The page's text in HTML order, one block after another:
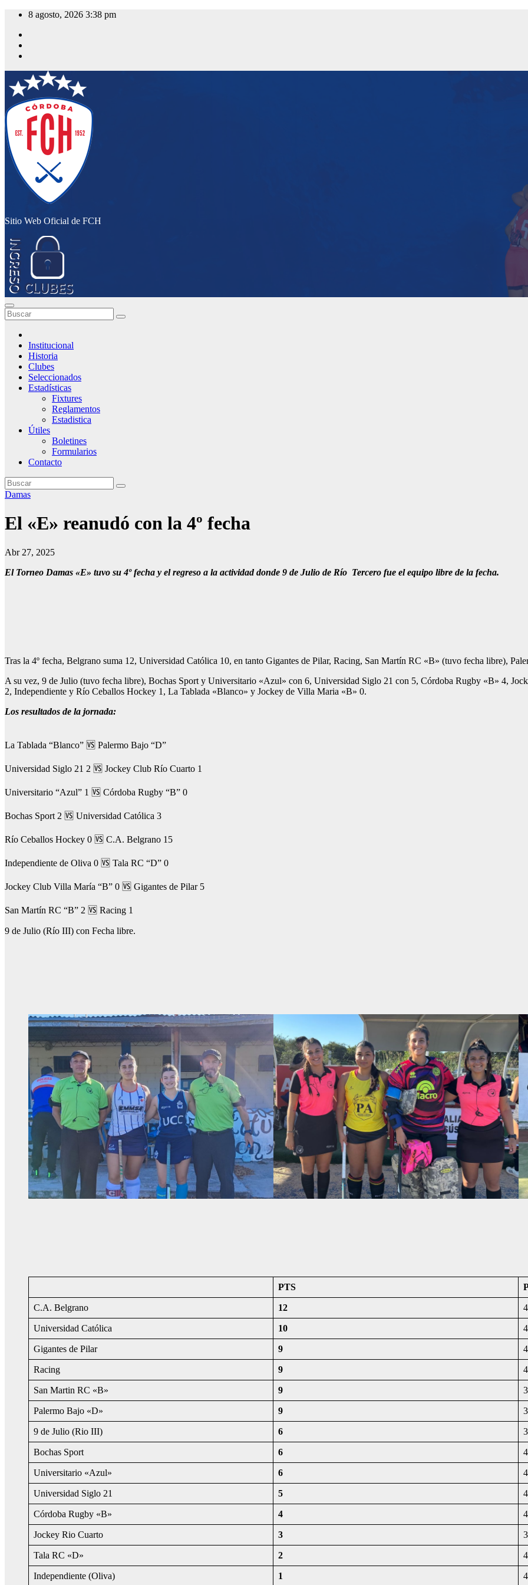
Saltar
contenido
8 agosto, 2026 3:38 pm
Sitio Web Oficial de FCH
Institucional
Historia
Clubes
Seleccionados
Estadísticas
Fixtures
Reglamentos
Estadistica
Útiles
Boletines
Formularios
Contacto
Damas
El «E» reanudó con la 4º fecha
Abr 27, 2025
El Torneo Damas «E» tuvo su 4º fecha y el regreso a la actividad donde 9 de Julio de Río Tercero fue el equipo libre de la fecha.
Tras la 4º fecha, Belgrano suma 12, Universidad Católica 10, en tanto Gigantes de Pilar, Racing, San Martín RC «B» (tuvo fecha libre),
A su vez, 9 de Julio (tuvo fecha libre), Bochas Sport y Universitario «Azul» con 6, Universidad Siglo 21 con 5, Córdoba Rugby «B» 4,
2, Independiente y Río Ceballos Hockey 1, La Tablada «Blanco» y Jockey de Villa Maria «B» 0.
Los resultados de la jornada:
La Tablada “Blanco” 🆚 Palermo Bajo “D”
Universidad Siglo 21 2 🆚 Jockey Club Río Cuarto 1
Universitario “Azul” 1 🆚 Córdoba Rugby “B” 0
Bochas Sport 2 🆚 Universidad Católica 3
Río Ceballos Hockey 0 🆚 C.A. Belgrano 15
Independiente de Oliva 0 🆚 Tala RC “D” 0
Jockey Club Villa María “B” 0 🆚 Gigantes de Pilar 5
San Martín RC “B” 2 🆚 Racing 1
9 de Julio (Río III) con Fecha libre.
PTS
C.A. Belgrano 12 4
Universidad Católica 10 4
Gigantes de Pilar 9 4
Racing 9 4
San Martin RC «B» 9 3
Palermo Bajo «D» 9 3
9 de Julio (Rio III) 6 3
Bochas Sport 6 4
Universitario «Azul» 6 4
Universidad Siglo 21 5 4
Córdoba Rugby «B» 4 4
Jockey Rio Cuarto 3 3
Tala RC «D» 2 4
Independiente (Oliva) 1 4